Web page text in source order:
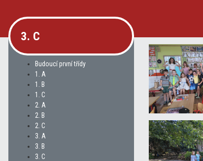
3. C
Budoucí první třídy
1. A
1. B
1. C
2. A
2. B
2. C
3. A
3. B
3. C